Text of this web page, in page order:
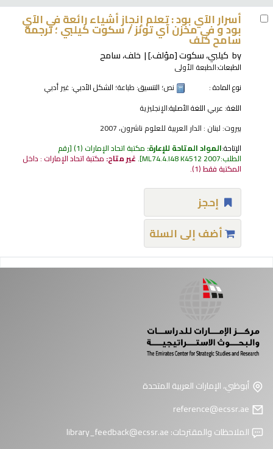
أسرار الآي بود : تعلم إنجاز أشياء رائعة في الآي
بود و في مخزن آي تونز /سكوت كيلبي ؛ ترجمة
سامح خلف
by كيلبي، سكوت[مؤلف.] خلف، سامح
الطبعات:الطبعة الأولى
نوع المادة :
نص؛ التنسيق: طباعة؛ الشكل الأدبي: غير أدبي
اللغة: عربي اللغة الأصلية:الإنجليزية
بيروت: لبنان : الدار العربية للعلوم ناشرون، 2007
الإتاحة:المواد المتاحة للإعارة: مكتبة اتحاد الإمارات (1) رقم
الطلب:ML74.4.I48 K4512 2007
.غير متاح: مكتبة اتحاد الإمارات : داخل
المكتبة فقط(1).
إحجز
أضف إلى السلة
أبوظبي، الإمارات العربية المتحدة
الملاحظات والمقترحات:library_feedback@ecssr.ae